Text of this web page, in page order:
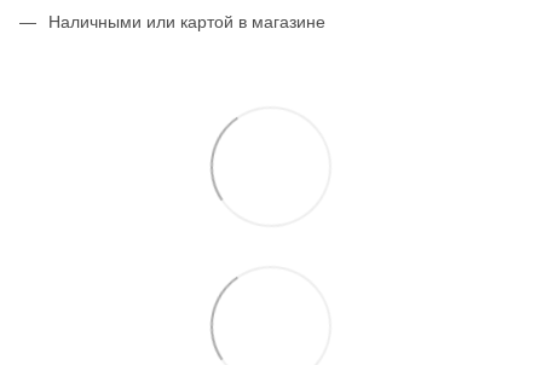
Наличными или картой в магазине